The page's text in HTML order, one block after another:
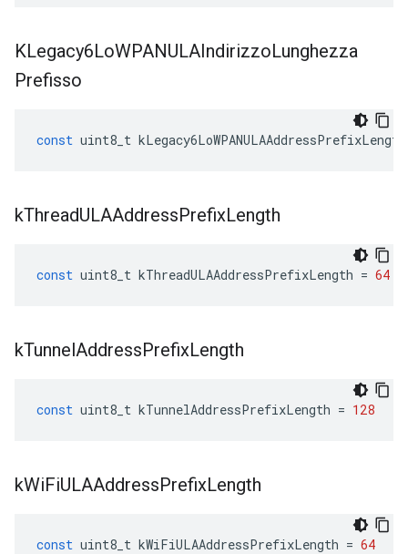
KLegacy6LoWPANULAIndirizzoLunghezza
Prefisso
const uint8_t kLegacy6LoWPANULAAddressPrefixLength
kThreadULAAddressPrefixLength
const uint8_t kThreadULAAddressPrefixLength = 64
kTunnelAddressPrefixLength
const uint8_t kTunnelAddressPrefixLength = 128
kWiFiULAAddressPrefixLength
const uint8_t kWiFiULAAddressPrefixLength = 64